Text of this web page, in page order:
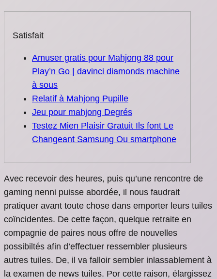
Satisfait
Amuser gratis pour Mahjong 88 pour
Play’n Go | davinci diamonds machine
à sous
Relatif à Mahjong Pupille
Jeu pour mahjong Degrés
Testez Mien Plaisir Gratuit Ils font Le
Changeant Samsung Ou smartphone
Avec recevoir des heures, puis qu’une rencontre de
gaming nenni puisse abordée, il nous faudrait
pratiquer avant toute chose dans emporter leurs tuiles
coïncidentes. De cette façon, quelque retraite en
compagnie de paires nous offre de nouvelles
possibiltés afin d’effectuer ressembler plusieurs
autres tuiles. De, il va falloir sembler inlassablement à
la examen de news tuiles. Por cette raison, élargissez